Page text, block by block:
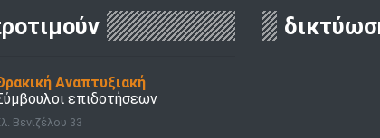
Αναπτυξιακή
επιδοτήσεων
Βενιζέλου 33